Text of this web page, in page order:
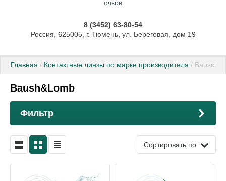
очков
8 (3452) 63-80-54
Россия, 625005, г. Тюмень, ул. Береговая, дом 19
Главная / Контактные линзы по марке производителя /
Baush&Lomb
Фильтр
Сортировать по: